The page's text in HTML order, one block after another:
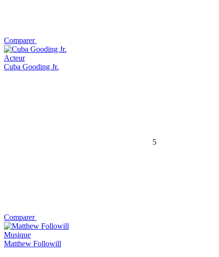
Comparer
Acteur
Cuba Gooding Jr.
5
Comparer
Musique
Matthew Followill